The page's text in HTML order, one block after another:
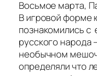
Восьмое марта,
В игровой форме
познакомились
русского
необычном
определяли что